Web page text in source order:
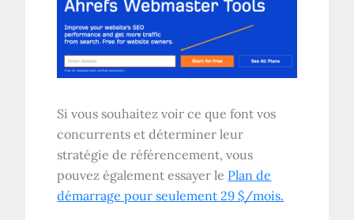
Si vous souhaitez voir ce que font vos
concurrents et déterminer leur
stratégie de référencement, vous
pouvez également essayer le Plan de
démarrage pour seulement 29 $/mois.